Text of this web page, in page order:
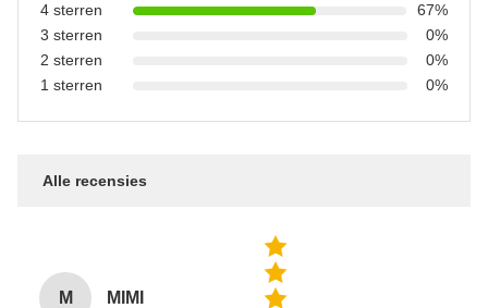
4 sterren
67%
3 sterren
0%
2 sterren
0%
1 sterren
0%
Alle recensies
M MIMI